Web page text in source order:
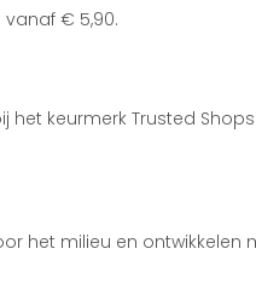
€ 5,90.
keurmerk Trusted
het milieu en ontwikkelen